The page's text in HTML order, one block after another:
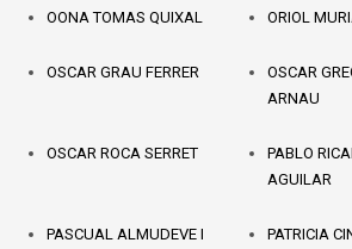
OONA TOMAS QUIXAL ORIOL
OSCAR GRAU FERRER
OSCAR
ARNAU
OSCAR ROCA SERRET
PABLO
AGUILAR
PASCUAL ALMUDEVE I
PATRICIA